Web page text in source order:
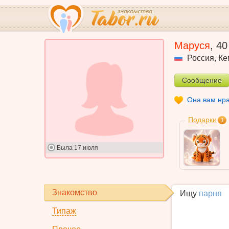
Была 17 июля
Маруся, 40
Россия,
Сообщение
Она вам
Подарки 1
Знакомство
Типаж
Ищу парня